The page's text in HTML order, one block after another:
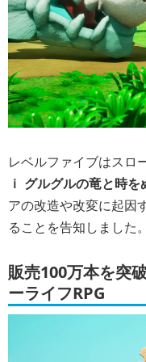
レベルファイブはスロ
ｉ グルグルの竜と時
アの改造や改変に起因
ることを告知しました。
販売100万本を突
ーライフRPG